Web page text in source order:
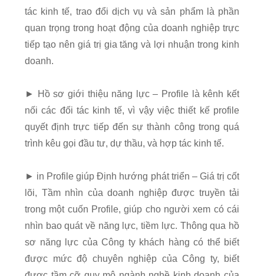
tác kinh tế, trao đổi dịch vụ và sản phẩm là phần
quan trọng trong hoạt động của doanh nghiệp trực
tiếp tạo nên giá trị gia tăng và lợi nhuận trong kinh
doanh.
► Hồ sơ giới thiệu năng lực – Profile là kênh kết
nối các đối tác kinh tế, vì vậy việc thiết kế profile
quyết định trực tiếp đến sự thành công trong quá
trình kêu gọi đầu tư, dự thầu, và hợp tác kinh tế.
► in Profile giúp Định hướng phát triển – Giá trị cốt
lõi, Tầm nhìn của doanh nghiệp được truyền tải
trong một cuốn Profile, giúp cho người xem có cái
nhìn bao quát về năng lực, tiềm lực. Thông qua hồ
sơ năng lực của Công ty khách hàng có thể biết
được mức độ chuyên nghiệp của Công ty, biết